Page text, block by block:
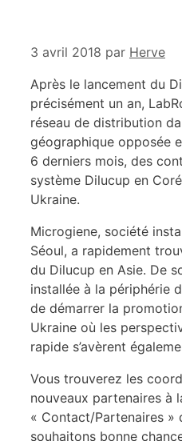
3 avril 2018 par Herve
Après le lancement du
précisément un an,
réseau de distribution
géographique opposée
6 derniers mois, des
système Dilucup en
Ukraine.
Microgiene, société
Séoul, a rapidement
du Dilucup en Asie. De
installée à la périphérie
de démarrer la
Ukraine où les
rapide s’avèrent
Vous trouverez les
nouveaux partenaires à
« Contact/Partenaires »
souhaitons bonne